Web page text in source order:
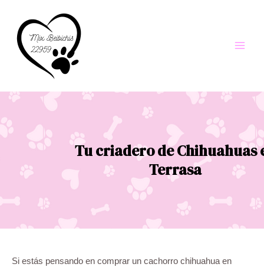
contenido
Tu criadero de Chihuahuas
Terrasa
Si estás pensando en comprar un cachorro chihuahua en